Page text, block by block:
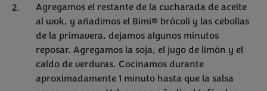
Agregamos el restante de la cucharada de aceite
al wok, y añadimos el Bimi® brócoli y las cebollas
de la primavera, dejamos algunos minutos
reposar. Agregamos la soja, el jugo de limón y el
caldo de verduras. Cocinamos durante
aproximadamente 1 minuto hasta que la salsa